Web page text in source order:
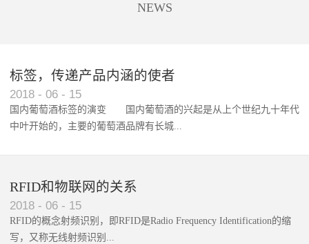
NEWS
标签，传递产品内涵的使者
2018 - 06 - 15
国内葡萄酒标签的演变 国内葡萄酒的兴起是从上个世纪九十年代
中叶开始的，主要的葡萄酒品牌有长城...
RFID和物联网的关系
2018 - 06 - 15
RFID的概念射频识别，即RFID是Radio Frequency Identification的缩
写，又称无线射频识别...